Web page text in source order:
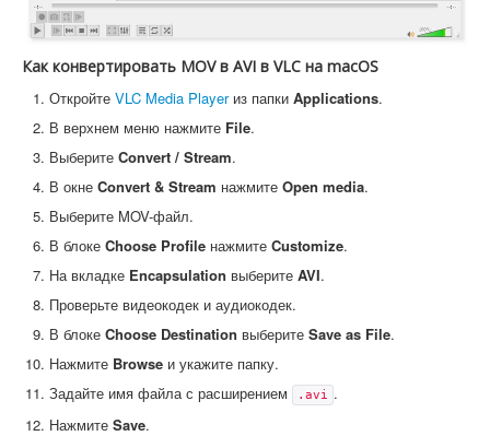
Как конвертировать MOV в AVI в VLC на macOS
Откройте VLC Media Playerиз папки Applications.
В верхнем меню нажмите File.
Выберите Convert / Stream.
В окне Convert & Stream нажмите Open media.
Выберите MOV-файл.
В блоке Choose Profile нажмите Customize.
На вкладке Encapsulation выберите AVI.
Проверьте видеокодек и аудиокодек.
В блоке Choose Destination выберите Save as File.
Нажмите Browse и укажите папку.
Задайте имя файла с расширением
.avi .
Нажмите Save.